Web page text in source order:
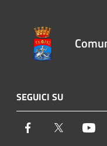
SEGUICI SU
Facebook Twitter